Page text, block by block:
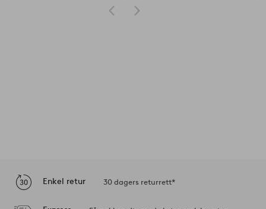
Enkel retur 30 dagers returrett*